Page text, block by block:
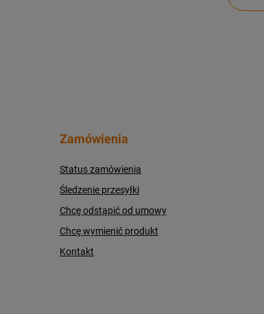
Zamówienia
Status zamówienia
Śledzenie przesyłki
Chcę odstąpić od umowy
Chcę wymienić produkt
Kontakt